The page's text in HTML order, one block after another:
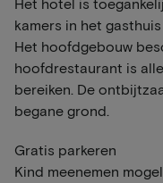
kamers in het
Het hoofdgebouw
hoofdrestaurant is
bereiken. De
begane grond.
Gratis parkeren
Kind meenemen